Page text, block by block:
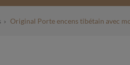
Original Porte encens tibétain avec